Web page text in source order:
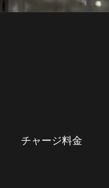
チャージ料金